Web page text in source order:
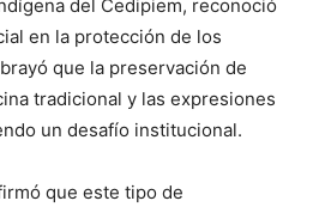
del Cedipiem, reconoció
en la protección de los
que la preservación de
tradicional y las expresiones
un desafío institucional.
que este tipo de